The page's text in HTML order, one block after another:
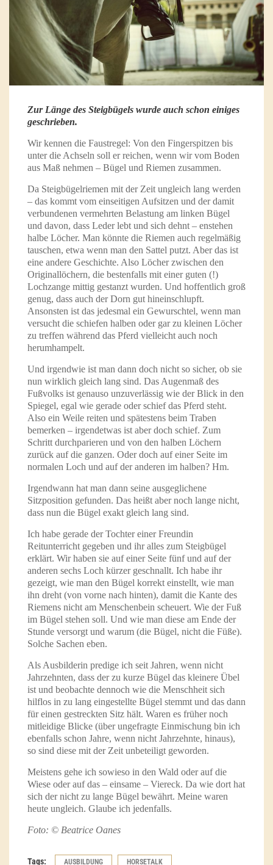
Zur Länge des Steigbügels wurde auch schon einiges
geschrieben.
Wir kennen die Faustregel: Von den Fingerspitzen bis
unter die Achseln soll er reichen, wenn wir vom Boden
aus Maß nehmen – Bügel und Riemen zusammen.
Da Steigbügelriemen mit der Zeit ungleich lang werden
– das kommt vom einseitigen Aufsitzen und der damit
verbundenen vermehrten Belastung am linken Bügel
und davon, dass Leder lebt und sich dehnt – enstehen
halbe Löcher. Man könnte die Riemen auch regelmäßig
tauschen, etwa wenn man den Sattel putzt. Aber das ist
eine andere Geschichte. Also Löcher zwischen den
Originallöchern, die bestenfalls mit einer guten (!)
Lochzange mittig gestanzt wurden. Und hoffentlich groß
genug, dass auch der Dorn gut hineinschlupft.
Ansonsten ist das jedesmal ein Gewurschtel, wenn man
versucht die schiefen halben oder gar zu kleinen Löcher
zu treffen während das Pferd vielleicht auch noch
herumhampelt.
Und irgendwie ist man dann doch nicht so sicher, ob sie
nun wirklich gleich lang sind. Das Augenmaß des
Fußvolks ist genauso unzuverlässig wie der Blick in den
Spiegel, egal wie gerade oder schief das Pferd steht.
Also ein Weile reiten und spätestens beim Traben
bemerken – irgendetwas ist aber doch schief. Zum
Schritt durchparieren und von den halben Löchern
zurück auf die ganzen. Oder doch auf einer Seite im
normalen Loch und auf der anderen im halben? Hm.
Irgendwann hat man dann seine ausgeglichene
Sitzposition gefunden. Das heißt aber noch lange nicht,
dass nun die Bügel exakt gleich lang sind.
Ich habe gerade der Tochter einer Freundin
Reitunterricht gegeben und ihr alles zum Steigbügel
erklärt. Wir haben sie auf einer Seite fünf und auf der
anderen sechs Loch kürzer geschnallt. Ich habe ihr
gezeigt, wie man den Bügel korrekt einstellt, wie man
ihn dreht (von vorne nach hinten), damit die Kante des
Riemens nicht am Menschenbein scheuert. Wie der Fuß
im Bügel stehen soll. Und wie man diese am Ende der
Stunde versorgt und warum (die Bügel, nicht die Füße).
Solche Sachen eben.
Als Ausbilderin predige ich seit Jahren, wenn nicht
Jahrzehnten, dass der zu kurze Bügel das kleinere Übel
ist und beobachte dennoch wie die Menschheit sich
hilflos in zu lang eingestellte Bügel stemmt und das dann
für einen gestreckten Sitz hält. Waren es früher noch
mitleidige Blicke (über ungefragte Einmischung bin ich
ebenfalls schon Jahre, wenn nicht Jahrzehnte, hinaus),
so sind diese mit der Zeit unbeteiligt geworden.
Meistens gehe ich sowieso in den Wald oder auf die
Wiese oder auf das – einsame – Viereck. Da wie dort hat
sich der nicht zu lange Bügel bewährt. Meine waren
heute ungleich. Glaube ich jedenfalls.
Foto: © Beatrice Oanes
Tags: AUSBILDUNG HORSETALK